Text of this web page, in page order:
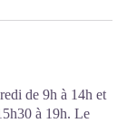
de 9h à 14h et
à 19h. Le